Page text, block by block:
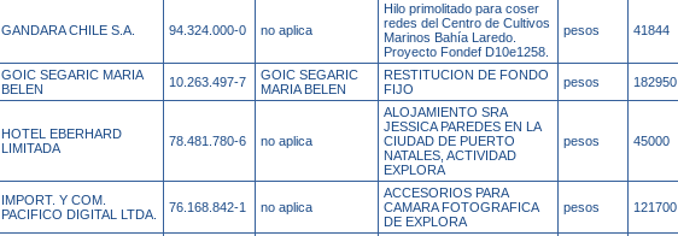
GANDARA CHILE S.A. 94.324.000-0 no aplica
Hilo primolitado para coser
redes del Centro de Cultivos
Marinos Bahía Laredo.
Proyecto Fondef D10e1258.
pesos 41844
GOIC SEGARIC MARIA
BELEN
10.263.497-7
GOIC SEGARIC
MARIA BELEN
RESTITUCION DE FONDO
FIJO
pesos 182950
HOTEL EBERHARD
LIMITADA
78.481.780-6 no aplica
ALOJAMIENTO SRA
JESSICA PAREDES EN LA
CIUDAD DE PUERTO
NATALES, ACTIVIDAD
EXPLORA
pesos 45000
IMPORT. Y COM.
PACIFICO DIGITAL LTDA.
76.168.842-1 no aplica
ACCESORIOS PARA
CAMARA FOTOGRAFICA
DE EXPLORA
pesos 121700